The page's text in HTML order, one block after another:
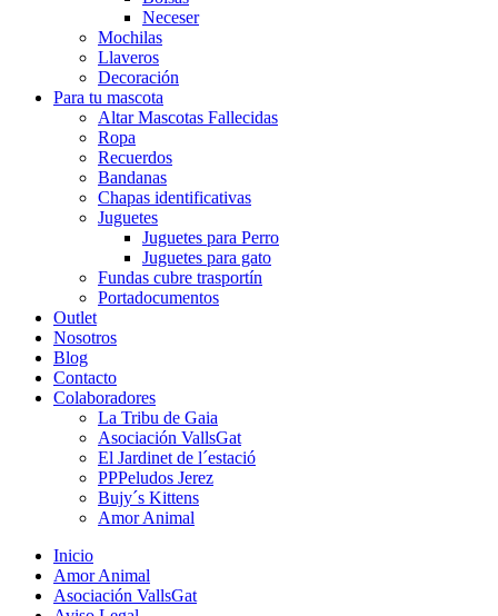
Neceser
Mochilas
Llaveros
Decoración
Para tu mascota
Altar Mascotas Fallecidas
Ropa
Recuerdos
Bandanas
Chapas identificativas
Juguetes
Juguetes para Perro
Juguetes para gato
Fundas cubre trasportín
Portadocumentos
Outlet
Nosotros
Blog
Contacto
Colaboradores
La Tribu de Gaia
Asociación VallsGat
El Jardinet de l´estació
PPPeludos Jerez
Bujy´s Kittens
Amor Animal
Inicio
Amor Animal
Asociación VallsGat